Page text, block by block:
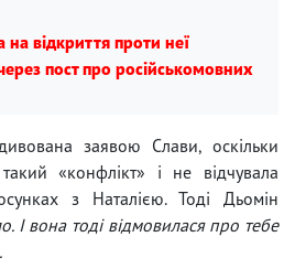
відкриття проти неї
пост про російськомовних
заявою Слави, оскільки
«конфлікт» і не відчувала
з Наталією. Тоді Дьомін
І вона тоді відмовилася про тебе